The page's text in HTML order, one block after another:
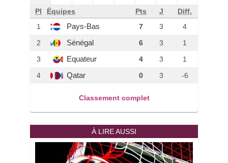
Pl Équipes Pts J
Diff.
1
Pays-Bas 7 3
4
2
Sénégal 6 3
1
3
Equateur 4 3
1
4
Qatar 0 3 -6
Classement complet
À LIRE AUSSI